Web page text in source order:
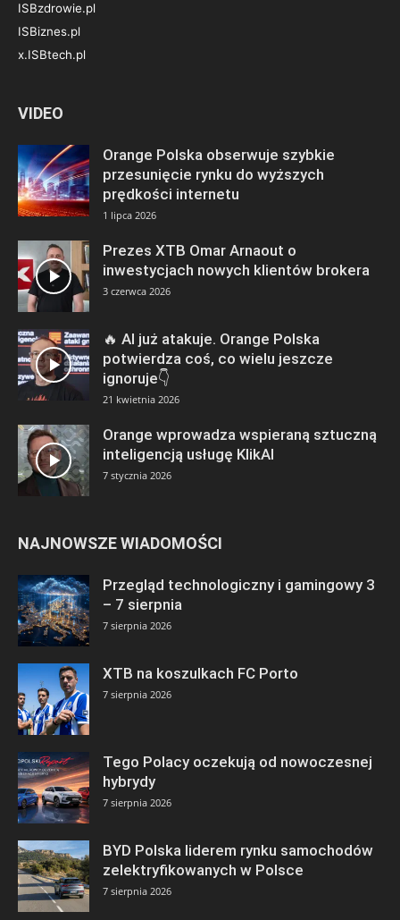
ISBzdrowie.pl
ISBiznes.pl
x.ISBtech.pl
VIDEO
Orange Polska obserwuje szybkie
przesunięcie rynku do wyższych
prędkości internetu
1 lipca 2026
Prezes XTB Omar Arnaout o
inwestycjach nowych klientów brokera
3 czerwca 2026
🔥 AI już atakuje. Orange Polska
potwierdza coś, co wielu jeszcze
ignoruje👇
21 kwietnia 2026
Orange wprowadza wspieraną sztuczną
inteligencją usługę KlikAI
7 stycznia 2026
NAJNOWSZE WIADOMOŚCI
Przegląd technologiczny i gamingowy 3
– 7 sierpnia
7 sierpnia 2026
XTB na koszulkach FC Porto
7 sierpnia 2026
Tego Polacy oczekują od nowoczesnej
hybrydy
7 sierpnia 2026
BYD Polska liderem rynku samochodów
zelektryfikowanych w Polsce
7 sierpnia 2026